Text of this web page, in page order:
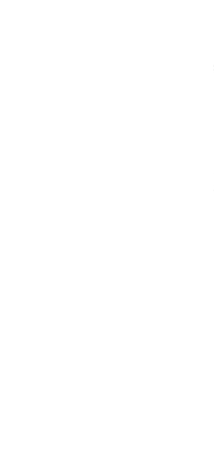
монтаж и обслуживание.
мосты, пирсы или
как для частного
вид.
28х120х2000мм,
Ваш идеальный экстерьер